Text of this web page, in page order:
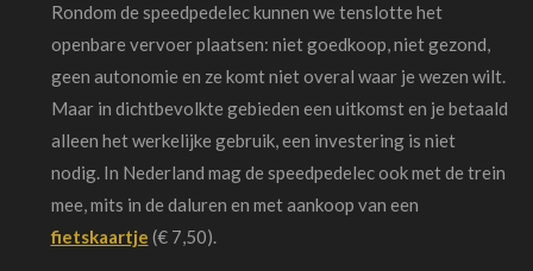
Rondom de speedpedelec kunnen we tenslotte het
openbare vervoer plaatsen: niet goedkoop, niet gezond,
geen autonomie en ze komt niet overal waar je wezen wilt.
Maar in dichtbevolkte gebieden een uitkomst en je betaald
alleen het werkelijke gebruik, een investering is niet
nodig. In Nederland mag de speedpedelec ook met de trein
mee, mits in de daluren en met aankoop van een
fietskaartje (€ 7,50).